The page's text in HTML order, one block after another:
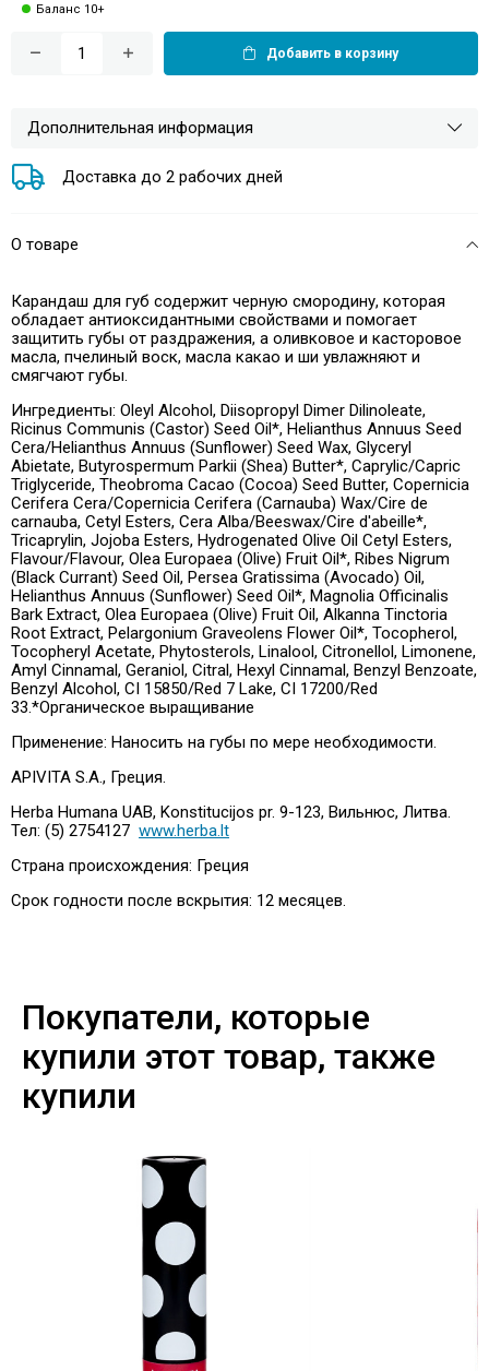
Баланс 10+
Добавить в корзину
Дополнительная информация
Доставка до 2 рабочих дней
О товаре
Карандаш для губ содержит черную смородину, которая
обладает антиоксидантными свойствами и помогает
защитить губы от раздражения, а оливковое и касторовое
масла, пчелиный воск, масла какао и ши увлажняют и
смягчают губы.
Ингредиенты: Oleyl Alcohol, Diisopropyl Dimer Dilinoleate,
Ricinus Communis (Castor) Seed Oil*, Helianthus Annuus Seed
Cera/Helianthus Annuus (Sunflower) Seed Wax, Glyceryl
Abietate, Butyrospermum Parkii (Shea) Butter*, Caprylic/Capric
Triglyceride, Theobroma Cacao (Cocoa) Seed Butter, Copernicia
Cerifera Cera/Copernicia Cerifera (Carnauba) Wax/Cire de
carnauba, Cetyl Esters, Cera Alba/Beeswax/Cire d'abeille*,
Tricaprylin, Jojoba Esters, Hydrogenated Olive Oil Cetyl Esters,
Flavour/Flavour, Olea Europaea (Olive) Fruit Oil*, Ribes Nigrum
(Black Currant) Seed Oil, Persea Gratissima (Avocado) Oil,
Helianthus Annuus (Sunflower) Seed Oil*, Magnolia Officinalis
Bark Extract, Olea Europaea (Olive) Fruit Oil, Alkanna Tinctoria
Root Extract, Pelargonium Graveolens Flower Oil*, Tocopherol,
Tocopheryl Acetate, Phytosterols, Linalool, Citronellol, Limonene,
Amyl Cinnamal, Geraniol, Citral, Hexyl Cinnamal, Benzyl Benzoate,
Benzyl Alcohol, CI 15850/Red 7 Lake, CI 17200/Red
33.*Органическое выращивание
Применение: Наносить на губы по мере необходимости.
APIVITA S.A., Греция.
Herba Humana UAB, Konstitucijos pr. 9-123, Вильнюс, Литва.
Тел: (5) 2754127 www.herba.lt
Страна происхождения: Греция
Срок годности после вскрытия: 12 месяцев.
Покупатели, которые
купили этот товар, также
купили